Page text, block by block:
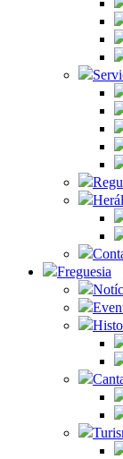
Freguesia